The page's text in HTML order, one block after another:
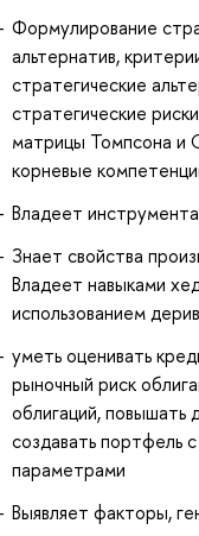
Формулирование
альтернатив,
стратегические
стратегические
матрицы Томпсона и
корневые
Владеет
Знает свойства
Владеет навыками
использованием
уметь оценивать
рыночный риск
облигаций, повышать
создавать портфель
параметрами
Выявляет факторы,